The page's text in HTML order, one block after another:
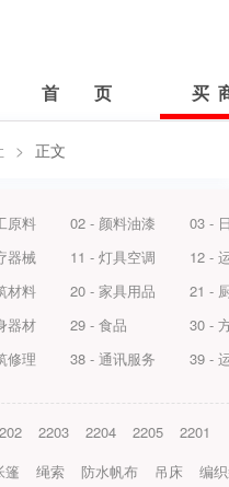
首 页 买
> 正文
原料 02 - 颜料油漆
03 -
器械
11 - 灯具空调
12 -
材料
20 - 家具用品
21 -
器材
29 - 食品
30 -
修理
38 - 通讯服务 39 -
2203 2204 2205
2201
篷 绳索 防水帆布 吊床 编